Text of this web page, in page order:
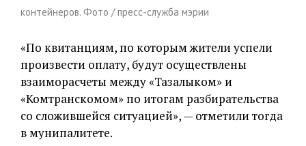
контейнеров. Фото / пресс-служба мэрии
«По квитанциям, по которым жители успели
произвести оплату, будут осуществлены
взаиморасчеты между «Тазалыком» и
«Комтранскомом» по итогам разбирательства
со сложившейся ситуацией», — отметили тогда
в мунипалитете.